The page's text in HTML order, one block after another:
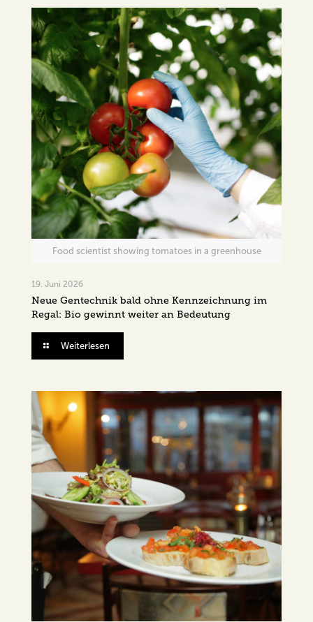
Food scientist showing tomatoes in a greenhouse
19. Juni 2026
Neue Gentechnik bald ohne Kennzeichnung im
Regal: Bio gewinnt weiter an Bedeutung
Weiterlesen